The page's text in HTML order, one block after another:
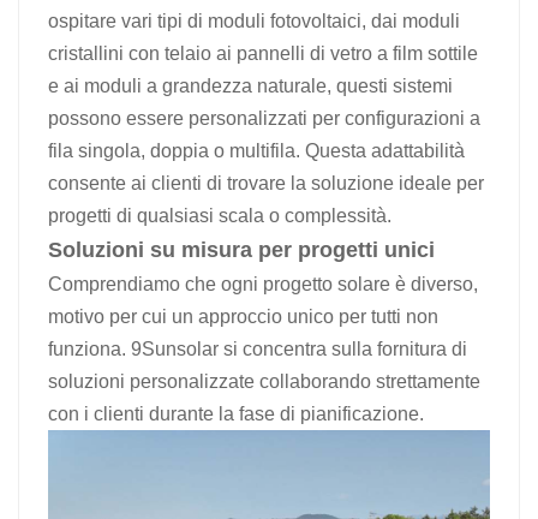
ospitare vari tipi di moduli fotovoltaici, dai moduli
cristallini con telaio ai pannelli di vetro a film sottile
e ai moduli a grandezza naturale, questi sistemi
possono essere personalizzati per configurazioni a
fila singola, doppia o multifila. Questa adattabilità
consente ai clienti di trovare la soluzione ideale per
progetti di qualsiasi scala o complessità.
Soluzioni su misura per progetti unici
Comprendiamo che ogni progetto solare è diverso,
motivo per cui un approccio unico per tutti non
funziona. 9Sunsolar si concentra sulla fornitura di
soluzioni personalizzate collaborando strettamente
con i clienti durante la fase di pianificazione.